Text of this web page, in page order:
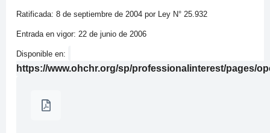
Ratificada: 8 de septiembre de 2004 por Ley N° 25.932
Entrada en vigor: 22 de junio de 2006
Disponible en:
https://www.ohchr.org/sp/professionalinterest/pages/